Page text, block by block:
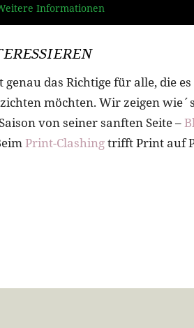
Informationen
genau das Richtige für alle, die
möchten. Wir zeigen
von seiner sanften Seite –
Print-Clashingtrifft Print auf